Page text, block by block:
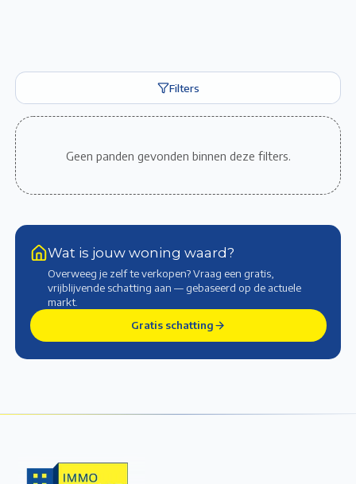
Filters
Geen panden gevonden binnen deze filters.
Wat is jouw woning waard?
Overweeg je zelf te verkopen? Vraag een gratis,
vrijblijvende schatting aan — gebaseerd op de actuele
markt.
Gratis schatting